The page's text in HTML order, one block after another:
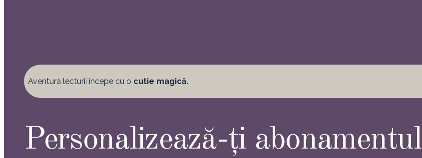
Aventura lecturii începe cu o cutie magică.
Personalizează-ți abonamentul